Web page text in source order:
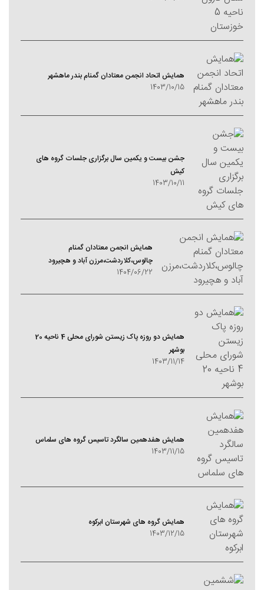
همایش اتحاد انجمن معتادان گمنام بندر ماهشهر
1403/10/15
جشن بیست و یکمین سال برگزاری جلسات گروه های
کیش
1403/10/11
همایش انجمن معتادان گمنام
چالوس،کلاردشت،مرزن آباد و هچیرود
1404/06/22
همایش دو روزه پاک زیستن شورای محلی 4 ناحیه 20
بوشهر
1403/11/14
همایش هفدهمین سالگرد تاسیس گروه های سلماس
1403/11/15
همایش گروه های شهرستان ابرکوه
1403/12/15